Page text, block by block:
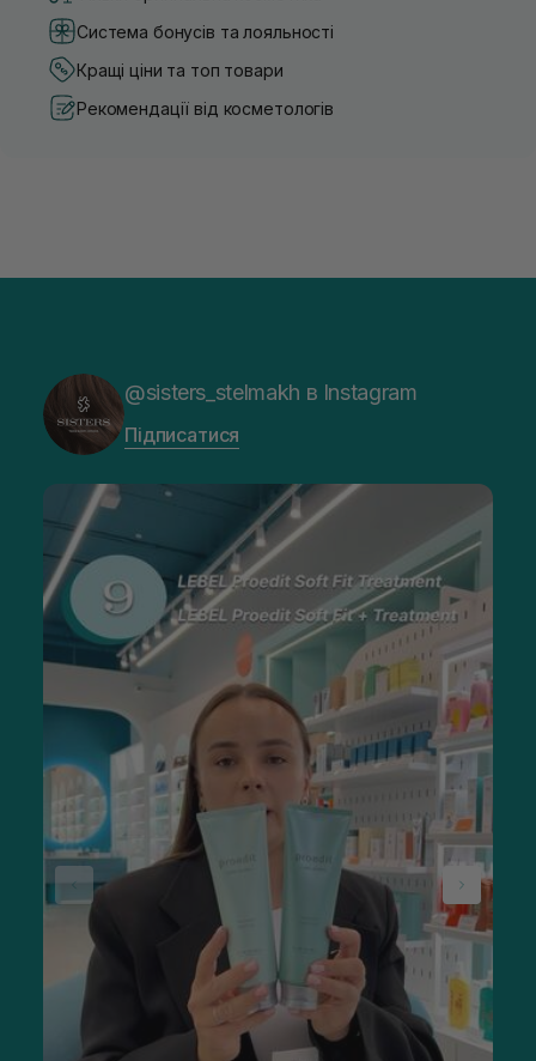
Система бонусів та лояльності
Кращі ціни та топ товари
Рекомендації від косметологів
@sisters_stelmakh в Instagram
Підписатися